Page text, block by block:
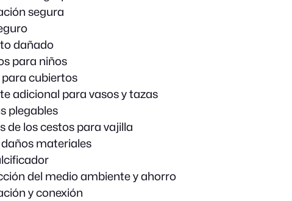
segura
dañado
para niños
cubiertos
adicional para vasos y tazas
plegables
de los cestos para vajilla
materiales
del medio ambiente y ahorro
y conexión